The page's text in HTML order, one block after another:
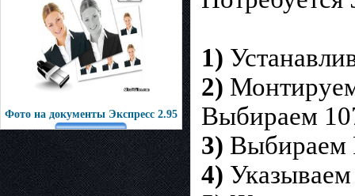
Фото на документы Экспресс 2.95
1)
2)
Выбираем
3) Выбираем
4)